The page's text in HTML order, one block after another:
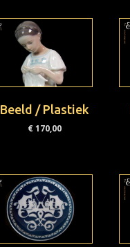
Beeld / Plastiek
€170,00